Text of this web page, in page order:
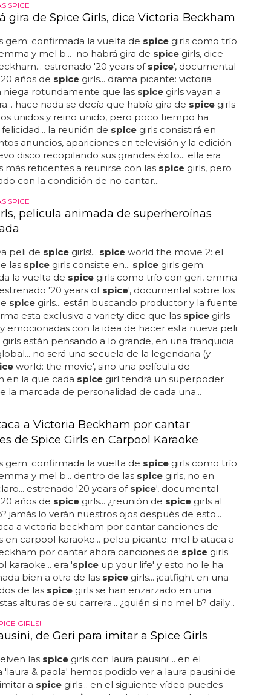
SPICE
gira de Spice Girls, dice Victoria Beckham
gem: confirmada la vuelta de spicegirls como trío
y mel b... no habrá gira de spicegirls, dice
estrenado '20 years of spice', documental
años de spicegirls... drama picante: victoria
rotundamente que las spicegirls vayan a
hace nada se decía que había gira de spicegirls
unidos y reino unido, pero poco tiempo ha
la reunión de spicegirls consistirá en
anuncios, apariciones en televisión y la edición
disco recopilando sus grandes éxito... ella era
más reticentes a reunirse con las spicegirls, pero
con la condición de no cantar...
SPICE
película animada de superheroínas
peli de spicegirls!... spiceworld the movie 2: el
las spicegirls consiste en... spicegirls gem:
la vuelta de spicegirls como trío con geri, emma
'20 years of spice', documental sobre los
spicegirls... están buscando productor y la fuente
esta exclusiva a variety dice que las spicegirls
emocionadas con la idea de hacer esta nueva peli:
girls están pensando a lo grande, en una franquicia
no será una secuela de la legendaria (y
world: the movie', sino una película de
en la que cada spicegirl tendrá un superpoder
la marcada de personalidad de cada una...
a Victoria Beckham por cantar
de Spice Girls en Carpool Karaoke
gem: confirmada la vuelta de spicegirls como trío
y mel b... dentro de las spicegirls, no en
estrenado '20 years of spice', documental
años de spicegirls... ¿reunión de spicegirls al
jamás lo verán nuestros ojos después de esto...
a victoria beckham por cantar canciones de
en carpool karaoke... pelea picante: mel b ataca a
por cantar ahora canciones de spicegirls
karaoke... era 'spiceup your life' y esto no le ha
bien a otra de las spicegirls... ¡catfight en una
de las spicegirls se han enzarzado en una
alturas de su carrera... ¿quién si no mel b? daily...
GIRLS!
de Geri para imitar a Spice Girls
las spicegirls con laura pausini!... en el
'laura & paola' hemos podido ver a laura pausini de
a spicegirls... en el siguiente vídeo puedes